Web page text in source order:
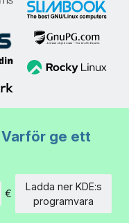
Varför ge ett
€
Ladda ner KDE:s
programvara